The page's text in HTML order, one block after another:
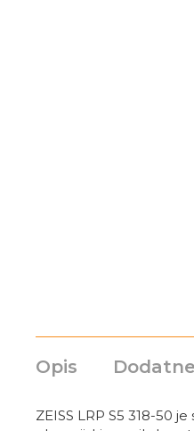
Opis
ZEISS LRP S5 318-50